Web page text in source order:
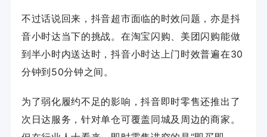
不过话说回来，抖音超市面临的时效问题，亦是抖
音小时达当下的挑战。在淘宝闪购、美团闪购能做
到半小时内送达时，抖音小时达上门时效普遍在30
分钟到50分钟之间。
为了弱化履约不足的影响，抖音即时零售还推出了
次日达服务，针对单仓可覆盖同城及周边的商家。